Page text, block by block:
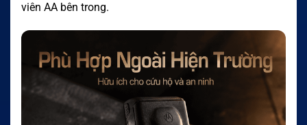
viên AA bên trong.